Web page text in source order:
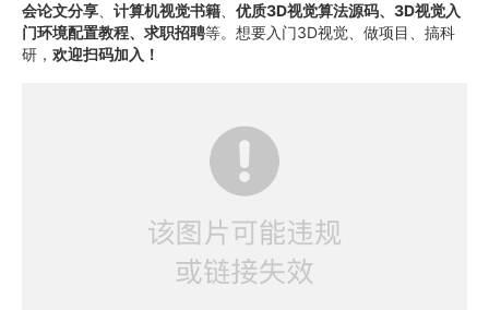
会论文分享
计算机视觉书籍
优质3D视觉算法源码、3D视觉入
门环境配置教程、求职招聘等。想要入门3D视觉、做项目、搞科
研， 欢迎扫码加入！